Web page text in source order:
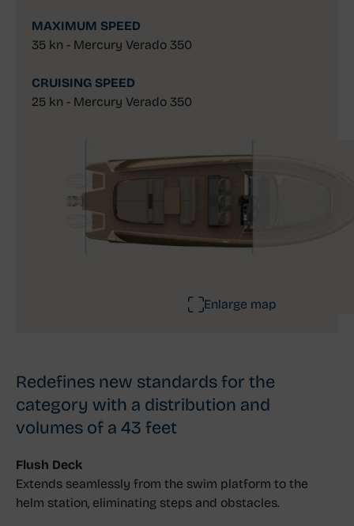
40F Open
MAXIMUM SPEED
35 kn - Mercury Verado 350
CRUISING SPEED
25 kn - Mercury Verado 350
Enlarge map
Redefines new standards for the
category with a distribution and
volumes of a 43 feet
Flush Deck
Extends seamlessly from the swim platform to the
helm station, eliminating steps and obstacles.